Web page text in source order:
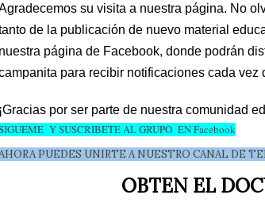
su visita a nuestra página. No
de la publicación de nuevo material
página de Facebook, donde podrán
para recibir notificaciones cada vez
por ser parte de nuestra comunidad
Y SUSCRIBETE AL GRUPO EN Facebook
PUEDES UNIRTE A NUESTRO CANAL DE
OBTEN EL